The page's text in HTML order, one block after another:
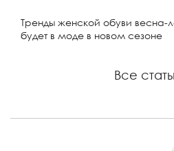
Тренды женской обуви весна-
будет в моде в новом сезоне
Все